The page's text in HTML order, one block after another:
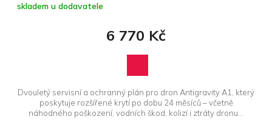
skladem u dodavatele
6 770 Kč
Dvouletý servisní a ochranný plán pro dron Antigravity A1, který
poskytuje rozšířené krytí po dobu 24 měsíců – včetně
náhodného poškození, vodních škod, kolizí i ztráty dronu...